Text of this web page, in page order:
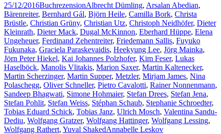
25/12/2016BuchrezensionAlbrecht Dümling, Arsalan Abedian,
Bärenreiter, Bernhard Gál, Björn Heile, Camilla Bork, Christa
Brüstle, Christian Grüny, Christian Utz, Christoph Neidhöfer, Dieter
Kleinrath, Dieter Mack, Dugal McKinnon, Eberhard Hüppe, Elena
Ungeheuer, Ferdinand Zehentreiter, Friedemann Sallis, Fuyuko
Fukunaka, Graciela Paraskevaidis, Heekyung Lee, Jörg Mainka,
Jörn Peter Hiekel, Kai Johannes Polzhofer, Kim Feser, Lukas
Haselböck, Manolis Vlitakis, Marion Saxer, Martin Kaltenecker,
Martin Scherzinger, Martin Supper, Metzler, Mirjam James, Nina
Polaschegg, Oliver Schneller, Pietro Cavalotti, Rainer Nonnenmann,
Sandeep Bhagwati, Simone Hohmaier, Stefan Drees, Stefan Jena,
Stefan Pohlit, Stefan Weiss, Stéphan Schaub, Stephanie Schroedter,
Tobias Eduard Schick, Tobias Janz, Ulrich Mosch, Valentina Sandu-
Dediu, Wolfgang Gratzer, Wolfgang Hattinger, Wolfgang Lessing,
Wolfgang Rathert, Yuval ShakedAnnabelle Leskov